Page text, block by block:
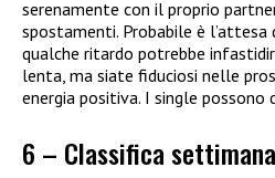
serenamente con il proprio
spostamenti. Probabile è l’attesa
qualche ritardo potrebbe
lenta, ma siate fiduciosi nelle
energia positiva. I single
6 – Classifica